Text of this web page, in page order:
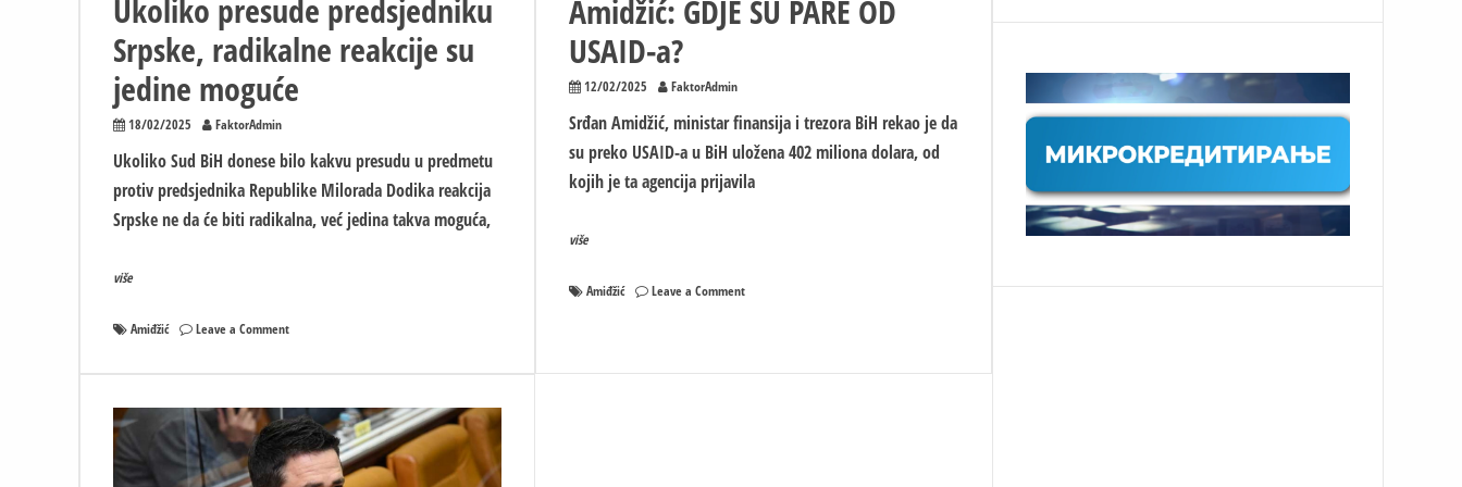
Ukoliko presude predsjedniku
Srpske, radikalne reakcije su
jedine moguće
18/02/2025 FaktorAdmin
Ukoliko Sud BiH donese bilo kakvu presudu u predmetu
protiv predsjednika Republike Milorada Dodika reakcija
Srpske ne da će biti radikalna, već jedina takva moguća,
više
Amiđžić Leave a Commenton
presude
Srpske,
radikalne
reakcije
su
Amidžić: GDJE SU PARE OD
USAID-a?
12/02/2025 FaktorAdmin
Srđan Amidžić, ministar finansija i trezora BiH rekao je da
su preko USAID-a u BiH uložena 402 miliona dolara, od
kojih je ta agencija prijavila
više
Amiđžić Leave a Commenton
PARE